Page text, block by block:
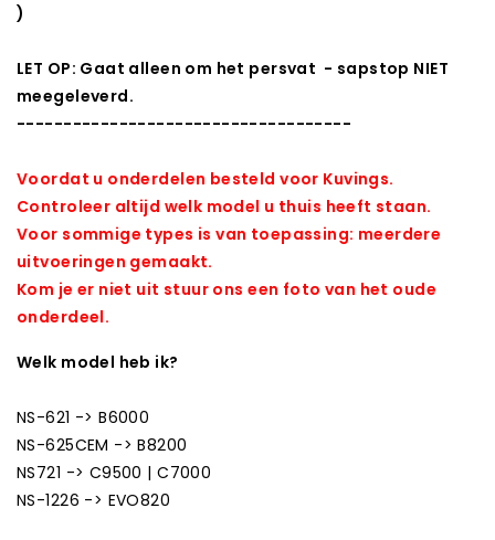
)
LET OP: Gaat alleen om het persvat - sapstop NIET
meegeleverd.
------------------------------------
Voordat u onderdelen besteld voor Kuvings.
Controleer altijd welk model u thuis heeft staan.
Voor sommige types is van toepassing: meerdere
uitvoeringen gemaakt.
Kom je er niet uit stuur ons een foto van het oude
onderdeel.
Welk model heb ik?
NS-621 -> B6000
NS-625CEM -> B8200
NS721 -> C9500 | C7000
NS-1226 -> EVO820